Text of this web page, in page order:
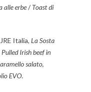
alle erbe/ Toast di
Italia, La Sosta
Pulled Irish beef in
salato,
EVO.